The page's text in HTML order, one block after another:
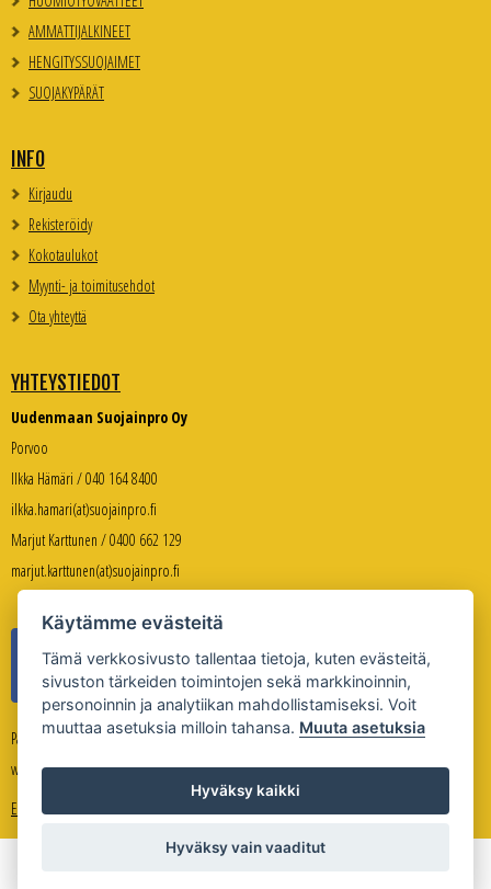
AMMATTIJALKINEET
HENGITYSSUOJAIMET
SUOJAKYPÄRÄT
INFO
Kirjaudu
Rekisteröidy
Kokotaulukot
Myynti- ja toimitusehdot
Ota yhteyttä
YHTEYSTIEDOT
Uudenmaan Suojainpro Oy
Porvoo
Ilkka Hämäri / 040 164 8400
ilkka.hamari(at)suojainpro.fi
Marjut Karttunen / 0400 662 129
marjut.karttunen(at)suojainpro.fi
Palveleva verkkokauppa:
www.suojanpro.fi
Evästeasetukset
Käytämme evästeitä
Tämä verkkosivusto tallentaa tietoja, kuten evästeitä,
sivuston tärkeiden toimintojen sekä markkinoinnin,
personoinnin ja analytiikan mahdollistamiseksi. Voit
muuttaa asetuksia milloin tahansa. Muuta asetuksia
Hyväksy kaikki
Hyväksy vain vaaditut